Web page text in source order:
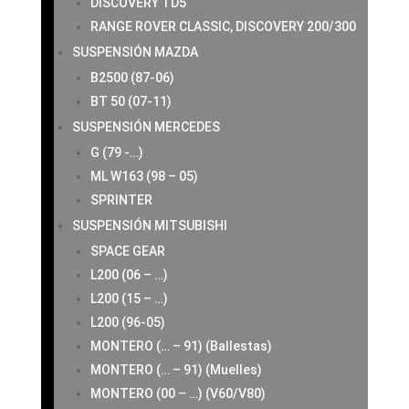
RANGE ROVER CLASSIC, DISCOVERY 200/300
SUSPENSIÓN MAZDA
B2500 (87-06)
BT 50 (07-11)
SUSPENSIÓN MERCEDES
G (79 -…)
ML W163 (98 – 05)
SPRINTER
SUSPENSIÓN MITSUBISHI
SPACE GEAR
L200 (06 – …)
L200 (15 – …)
L200 (96-05)
MONTERO (… – 91) (Ballestas)
MONTERO (… – 91) (Muelles)
MONTERO (00 – …) (V60/V80)